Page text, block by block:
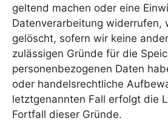
geltend machen oder eine
Datenverarbeitung widerrufen,
gelöscht, sofern wir keine
zulässigen Gründe für die
personenbezogenen Daten
oder handelsrechtliche
letztgenannten Fall erfolgt die
Fortfall dieser Gründe.